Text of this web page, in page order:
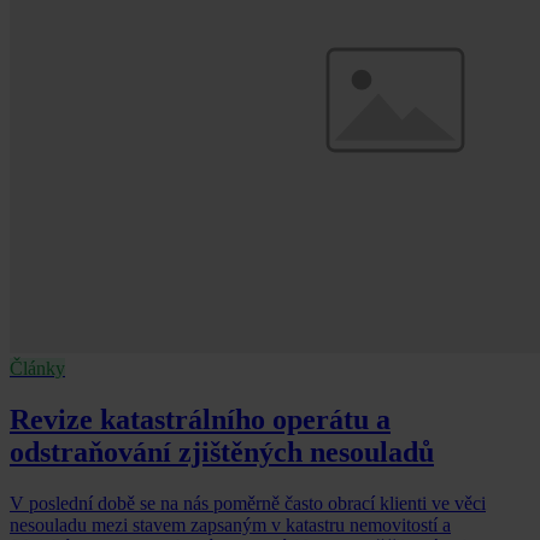
Články
Revize katastrálního operátu a
odstraňování zjištěných nesouladů
V poslední době se na nás poměrně často obrací klienti ve věci
nesouladu mezi stavem zapsaným v katastru nemovitostí a